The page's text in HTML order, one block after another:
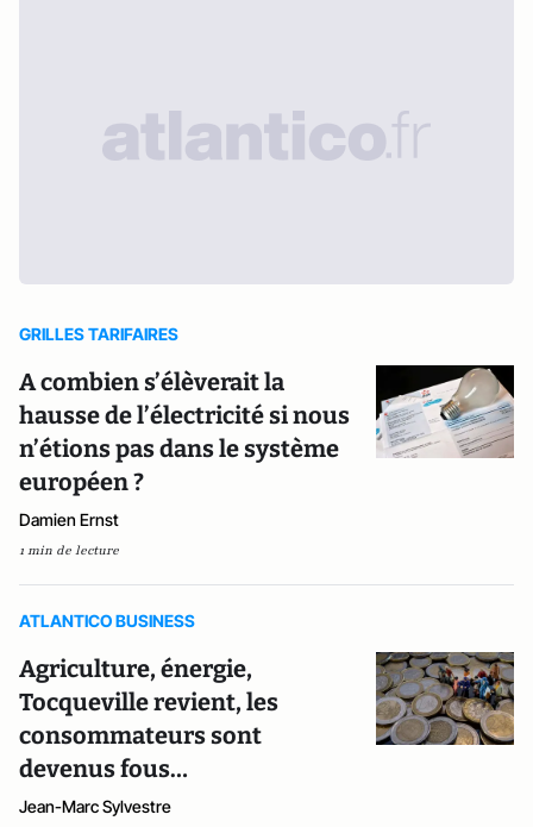
GRILLES TARIFAIRES
A combien s’élèverait la
hausse de l’électricité si nous
n’étions pas dans le système
européen ?
Damien Ernst
1 min de lecture
ATLANTICO BUSINESS
Agriculture, énergie,
Tocqueville revient, les
consommateurs sont
devenus fous…
Jean-Marc Sylvestre